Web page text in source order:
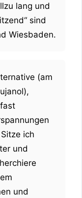
lang und
sind
Wiesbaden.
(am
ich
und
und